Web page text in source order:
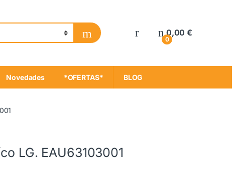
My Account
0
0,00€
Novedades *OFERTAS* BLOG
LG. EAU63103001